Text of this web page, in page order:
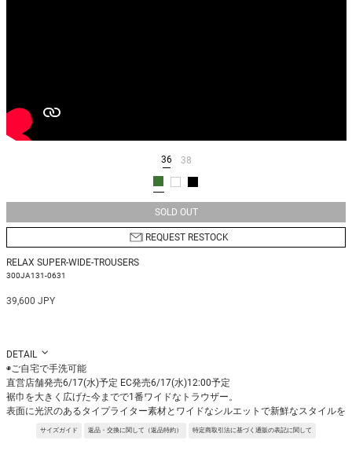
36 38
SOLD OUT
REQUEST RESTOCK
RELAX SUPER-WIDE-TROUSERS
300JA131-0631
39,600 JPY
DETAIL
◉ご自宅で手洗可能
直営店舗発売6/17(水)予定 EC発売6/17(水)12:00予定
裾巾を大きく広げた今までで1番ワイドなトラウザー。
表面に光沢のあるタイプライター素材とワイドなシルエットで新鮮なスタイルを
楽しめます。
サイズガイド 返品・交換に関して（返品特約） 特定商取引法に基づく通販の表記に関して